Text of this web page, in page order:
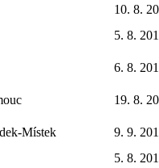
10. 8.
5. 8.
6. 8.
19. 8.
Místek
9. 9.
5. 8.